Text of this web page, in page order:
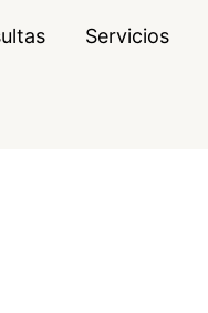
Servicios